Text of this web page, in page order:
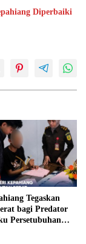
Diperbaiki
Tegaskan
bagi Predator
Persetubuhan